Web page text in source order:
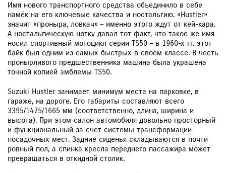
Имя нового транспортного средства объединило в себе
намёк на его ключевые качества и ностальгию. «Hustler»
значит «проныра, ловкач» – именно этого ждут от кей-кара.
А ностальгическую нотку давал тот факт, что такое же имя
носил спортивный мотоцикл серии TS50 – в 1960-х гг. этот
байк был одним из самых быстрых в своём классе. В честь
пронырливого предшественника машина была украшена
точной копией эмблемы TS50.
Suzuki Hustler занимает минимум места на парковке, в
гараже, на дороге. Его габариты составляют всего
3395/1475/1665 мм (соответственно, длина, ширина и
высота). При этом салон автомобиля довольно просторный
и функциональный за счёт системы трансформации
посадочных мест. Задние сиденья складываются в почти
ровный пол, а спинка кресла переднего пассажира может
превращаться в откидной столик.